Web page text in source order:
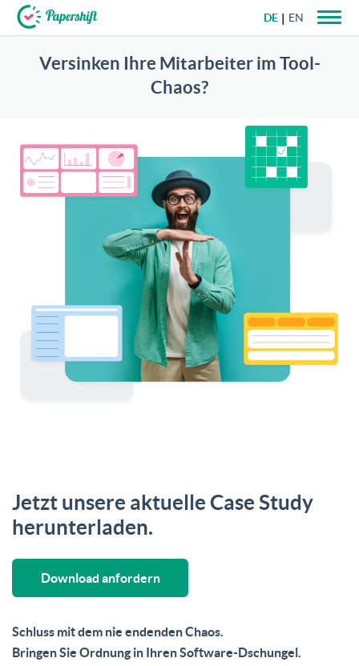
+49 721 50 95 79 69
DE EN
Versinken Ihre Mitarbeiter im Tool-
Chaos?
Jetzt unsere aktuelle Case Study
herunterladen.
Download anfordern
Schluss mit dem nie endenden Chaos.
Bringen Sie Ordnung in Ihren Software-Dschungel.